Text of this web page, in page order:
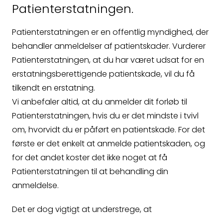
Patienterstatningen.
Patienterstatningen er en offentlig myndighed, der
behandler anmeldelser af patientskader. Vurderer
Patienterstatningen, at du har været udsat for en
erstatningsberettigende patientskade, vil du få
tilkendt en erstatning.
Vi anbefaler altid, at du anmelder dit forløb til
Patienterstatningen, hvis du er det mindste i tvivl
om, hvorvidt du er påført en patientskade. For det
første er det enkelt at anmelde patientskaden, og
for det andet koster det ikke noget at få
Patienterstatningen til at behandling din
anmeldelse.
Det er dog vigtigt at understrege, at